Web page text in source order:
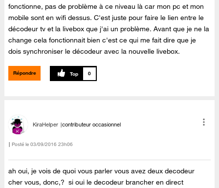
fonctionne, pas de problème à ce niveau là car mon pc et mon
mobile sont en wifi dessus. C'est juste pour faire le lien entre le
décodeur tv et la livebox que j'ai un problème. Avant que je ne la
change cela fonctionnait bien c'est ce qui me fait dire que je
dois synchroniser le décodeur avec la nouvelle livebox.
Répondre 0
KiraHelper contributeur occasionnel
Posté le ‎03/09/2016 23h06
ah oui, je vois de quoi vous parler vous avez deux decodeur
cher vous, donc,? si oui le decodeur brancher en direct